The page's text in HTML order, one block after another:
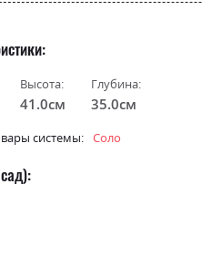
Высота:
41.0см
Глубина:
35.0см
системы: Соло